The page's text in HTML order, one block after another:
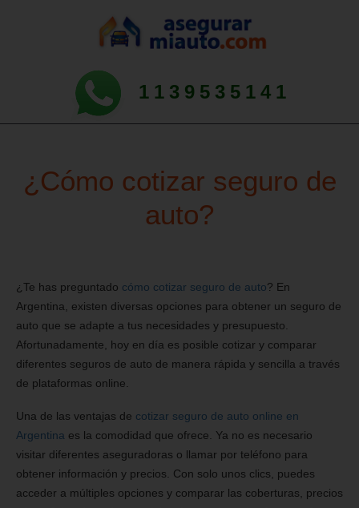
1139535141
¿Cómo cotizar seguro de
auto?
¿Te has preguntado cómo cotizar seguro de auto? En
Argentina, existen diversas opciones para obtener un seguro de
auto que se adapte a tus necesidades y presupuesto.
Afortunadamente, hoy en día es posible cotizar y comparar
diferentes seguros de auto de manera rápida y sencilla a través
de plataformas online.
Una de las ventajas de cotizar seguro de auto online en
Argentina es la comodidad que ofrece. Ya no es necesario
visitar diferentes aseguradoras o llamar por teléfono para
obtener información y precios. Con solo unos clics, puedes
acceder a múltiples opciones y comparar las coberturas, precios